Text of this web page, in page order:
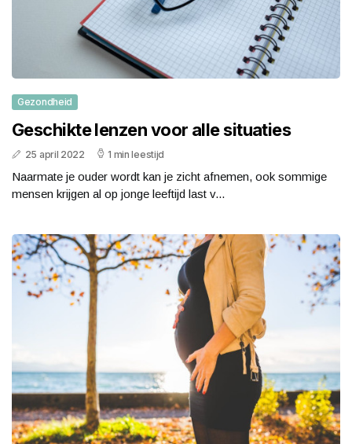
Gezondheid
Geschikte lenzen voor alle situaties
25 april 2022 1 min leestijd
Naarmate je ouder wordt kan je zicht afnemen, ook sommige
mensen krijgen al op jonge leeftijd last v...